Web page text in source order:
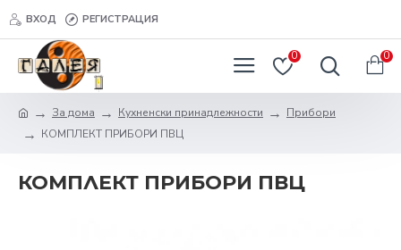
ВХОД РЕГИСТРАЦИЯ
0 0
За дома Кухненски принадлежности
Прибори
КОМПЛЕКТ ПРИБОРИ ПВЦ
КОМПЛЕКТ ПРИБОРИ ПВЦ